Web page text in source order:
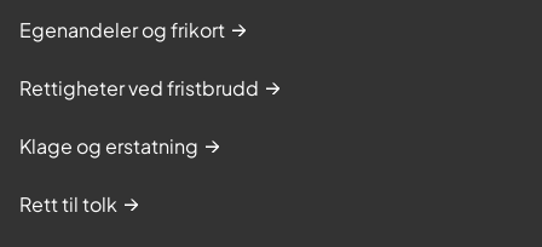
Egenandeler og frikort
Rettigheter ved fristbrudd
Klage og erstatning
Rett til tolk